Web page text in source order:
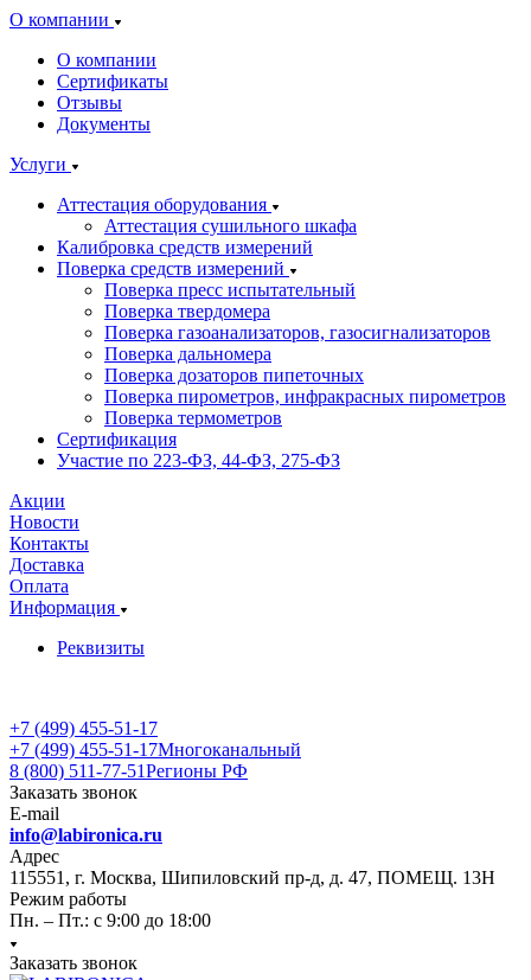
О компании
О компании
Сертификаты
Отзывы
Документы
Услуги
Аттестация оборудования
Аттестация сушильного шкафа
Калибровка средств измерений
Поверка средств измерений
Поверка пресс испытательный
Поверка твердомера
Поверка газоанализаторов, газосигнализаторов
Поверка дальномера
Поверка дозаторов пипеточных
Поверка пирометров, инфракрасных пирометров
Поверка термометров
Сертификация
Участие по 223-ФЗ, 44-ФЗ, 275-ФЗ
Акции
Новости
Контакты
Доставка
Оплата
Информация
Реквизиты
+7 (499) 455-51-17
+7 (499) 455-51-17Многоканальный
8 (800) 511-77-51Регионы РФ
Заказать звонок
E-mail
info@labironica.ru
Адрес
115551, г. Москва, Шипиловский пр-д, д. 47, ПОМЕЩ. 13Н
Режим работы
Пн. – Пт.: с 9:00 до 18:00
Заказать звонок